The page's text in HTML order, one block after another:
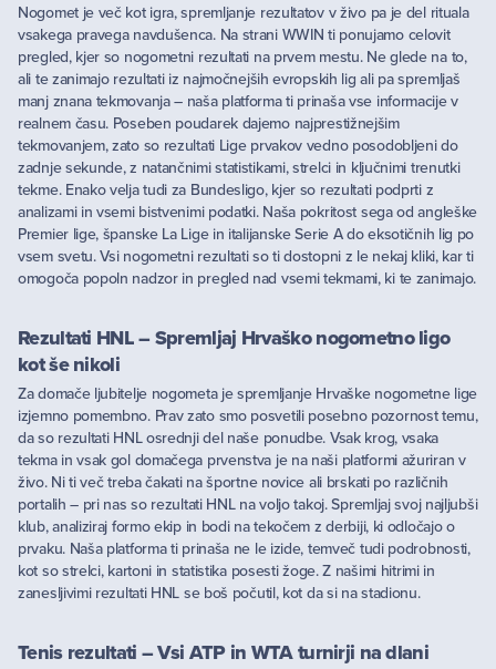
Nogomet je več kot igra, spremljanje rezultatov v živo pa je del rituala
vsakega pravega navdušenca. Na strani WWIN ti ponujamo celovit
pregled, kjer so nogometni rezultati na prvem mestu. Ne glede na to,
ali te zanimajo rezultati iz najmočnejših evropskih lig ali pa spremljaš
manj znana tekmovanja – naša platforma ti prinaša vse informacije v
realnem času. Poseben poudarek dajemo najprestižnejšim
tekmovanjem, zato so rezultati Lige prvakov vedno posodobljeni do
zadnje sekunde, z natančnimi statistikami, strelci in ključnimi trenutki
tekme. Enako velja tudi za Bundesligo, kjer so rezultati podprti z
analizami in vsemi bistvenimi podatki. Naša pokritost sega od angleške
Premier lige, španske La Lige in italijanske Serie A do eksotičnih lig po
vsem svetu. Vsi nogometni rezultati so ti dostopni z le nekaj kliki, kar ti
omogoča popoln nadzor in pregled nad vsemi tekmami, ki te zanimajo.
Rezultati HNL – Spremljaj Hrvaško nogometno ligo
kot še nikoli
Za domače ljubitelje nogometa je spremljanje Hrvaške nogometne lige
izjemno pomembno. Prav zato smo posvetili posebno pozornost temu,
da so rezultati HNL osrednji del naše ponudbe. Vsak krog, vsaka
tekma in vsak gol domačega prvenstva je na naši platformi ažuriran v
živo. Ni ti več treba čakati na športne novice ali brskati po različnih
portalih – pri nas so rezultati HNL na voljo takoj. Spremljaj svoj najljubši
klub, analiziraj formo ekip in bodi na tekočem z derbiji, ki odločajo o
prvaku. Naša platforma ti prinaša ne le izide, temveč tudi podrobnosti,
kot so strelci, kartoni in statistika posesti žoge. Z našimi hitrimi in
zanesljivimi rezultati HNL se boš počutil, kot da si na stadionu.
Tenis rezultati – Vsi ATP in WTA turnirji na dlani